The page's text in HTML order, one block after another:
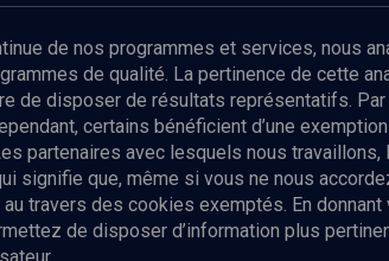
vous à notre
de nos programmes et services, nous
de qualité. La pertinence de cette
de disposer de résultats représentatifs.
certains bénéficient d’une
partenaires avec lesquels nous
signifie que, même si vous ne nous
travers des cookies exemptés. En
de disposer d’information plus